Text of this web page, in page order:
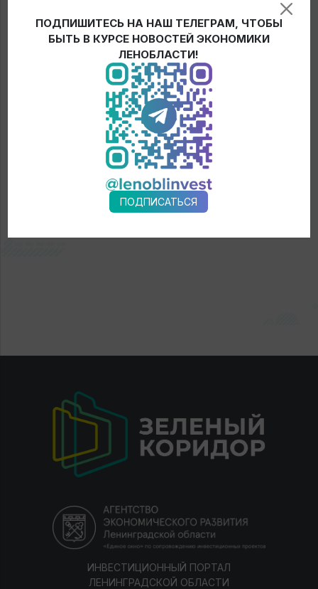
ИНВЕСТИЦИОННЫЙ ПОРТАЛ
ЛЕНИНГРАДСКОЙ ОБЛАСТИ
ПОДПИШИТЕСЬ НА НАШ ТЕЛЕГРАМ, ЧТОБЫ
БЫТЬ В КУРСЕ НОВОСТЕЙ ЭКОНОМИКИ
ЛЕНОБЛАСТИ!
ПОДПИСАТЬСЯ